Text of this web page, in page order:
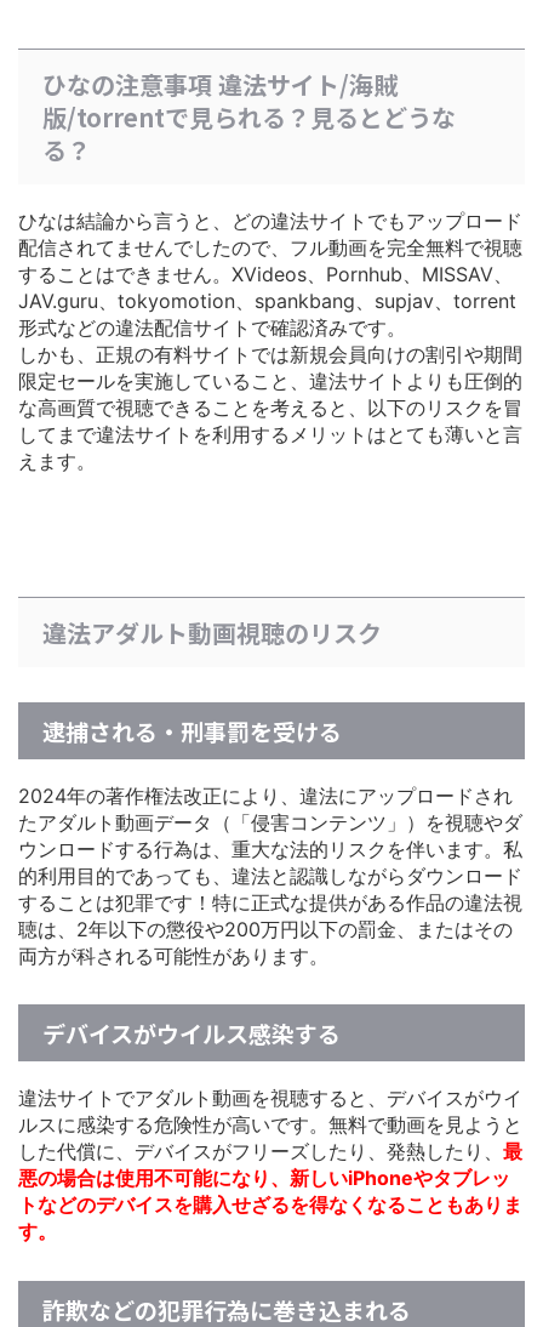
ひなの注意事項 違法サイト/海賊
版/torrentで見られる？見るとどうな
る？
ひなは結論から言うと、どの違法サイトでもアップロード
配信されてませんでしたので、フル動画を完全無料で視聴
することはできません。XVideos、Pornhub、MISSAV、
JAV.guru、tokyomotion、spankbang、supjav、torrent
形式などの違法配信サイトで確認済みです。
しかも、正規の有料サイトでは新規会員向けの割引や期間
限定セールを実施している こと、違法サイトよりも圧倒的
な高画質で視聴できることを考えると、以下のリスクを冒
してまで違法サイトを利用するメリットはとても薄いと言
えます。
違法アダルト動画視聴のリスク
逮捕される・刑事罰を受ける
2024年の著作権法改正により、違法にアップロードされ
たアダルト動画データ（「侵害コンテンツ」）を視聴やダ
ウンロードする行為は、重大な法的リスクを伴います。私
的利用目的であっても、違法と認識しながらダウンロード
することは犯罪です！特に正式な提供がある作品の違法視
聴は、2年以下の懲役や200万円以下の罰金、またはその
両方が科される可能性があります。
デバイスがウイルス感染する
違法サイトでアダルト動画を視聴すると、デバイスがウイ
ルスに感染する危険性が高いです。無料で動画を見ようと
した代償に、デバイスがフリーズしたり、発熱したり、 最
悪の場合は使用不可能になり、新しいiPhoneやタブレッ
トなどのデバイスを購入せざるを得なくなることもありま
す。
詐欺などの犯罪行為に巻き込まれる